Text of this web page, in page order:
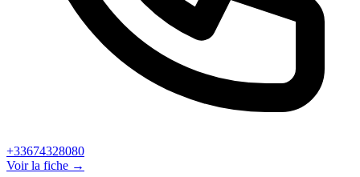
+33674328080
Voir la fiche →